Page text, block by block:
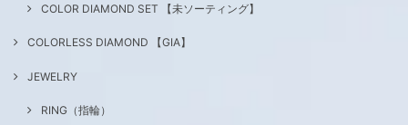
COLOR DIAMOND SET 【未ソーティング】
COLORLESS DIAMOND 【GIA】
JEWELRY
RING（指輪）